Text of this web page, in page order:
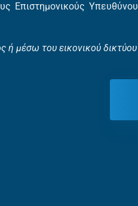
Επιστημονικούς
ή μέσω του εικονικού